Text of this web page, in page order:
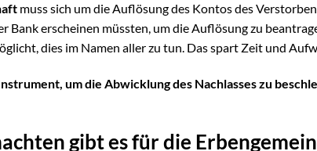
muss sich um die Auflösung des Kontos des
Bank erscheinen müssten, um die Auflösung zu
dies im Namen aller zu tun. Das spart Zeit und
um die Abwicklung des Nachlasses zu
gibt es für die